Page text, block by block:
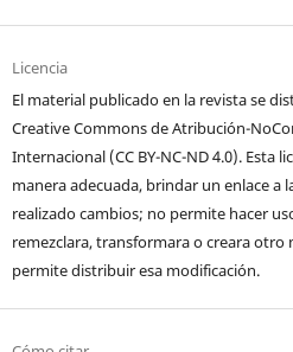
Licencia
El material publicado en la revista se
Creative Commons de Atribución-
Internacional (CC BY-NC-ND 4.0). Esta
manera adecuada, brindar un enlace a
realizado cambios; no permite hacer
remezclara, transformara o creara
permite distribuir esa modificación.